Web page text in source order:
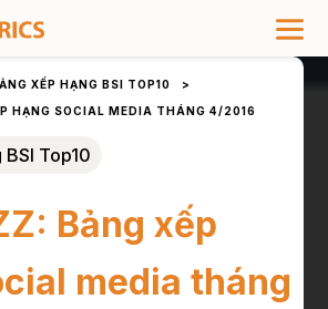
XẾP HẠNG BSI TOP10
>
HẠNG SOCIAL MEDIA THÁNG 4/2016
Top10
Bảng xếp
media tháng